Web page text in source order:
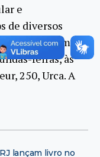
e
de diversos
acontecem de
feiras, às
250, Urca. A
lançam livro no